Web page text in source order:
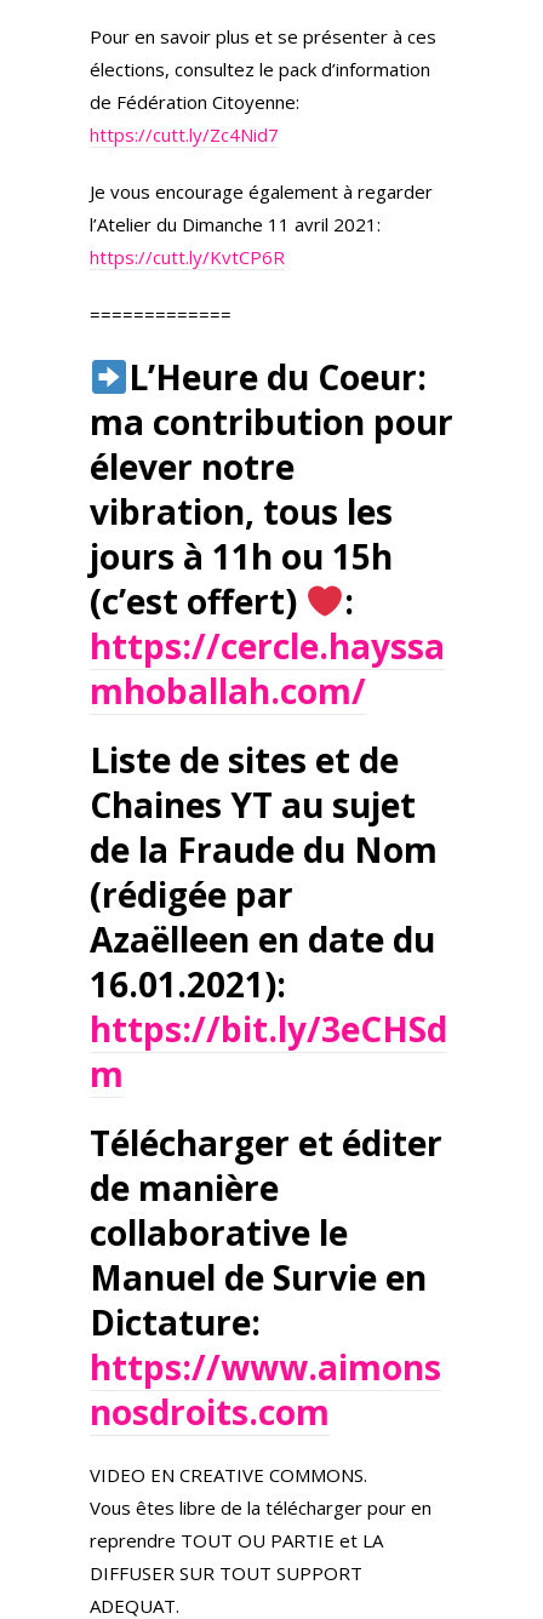
Pour en savoir plus et se présenter à ces
élections, consultez le pack d’information
de Fédération Citoyenne:
https://cutt.ly/Zc4Nid7
Je vous encourage également à regarder
l’Atelier du Dimanche 11 avril 2021:
https://cutt.ly/KvtCP6R
=============
L’Heure du Coeur:
ma contribution pour
élever notre
vibration, tous les
jours à 11h ou 15h
(c’est offert)
:
https://cercle.hayssa
mhoballah.com/
Liste de sites et de
Chaines YT au sujet
de la Fraude du Nom
(rédigée par
Azaëlleen en date du
16.01.2021):
https://bit.ly/3eCHSd
m
Télécharger et éditer
de manière
collaborative le
Manuel de Survie en
Dictature:
https://www.aimons
nosdroits.com
VIDEO EN CREATIVE COMMONS.
Vous êtes libre de la télécharger pour en
reprendre TOUT OU PARTIE et LA
DIFFUSER SUR TOUT SUPPORT
ADEQUAT.